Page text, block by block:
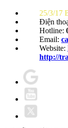
25/3/17
Điện
Hotline:
Email:
Website:
http://